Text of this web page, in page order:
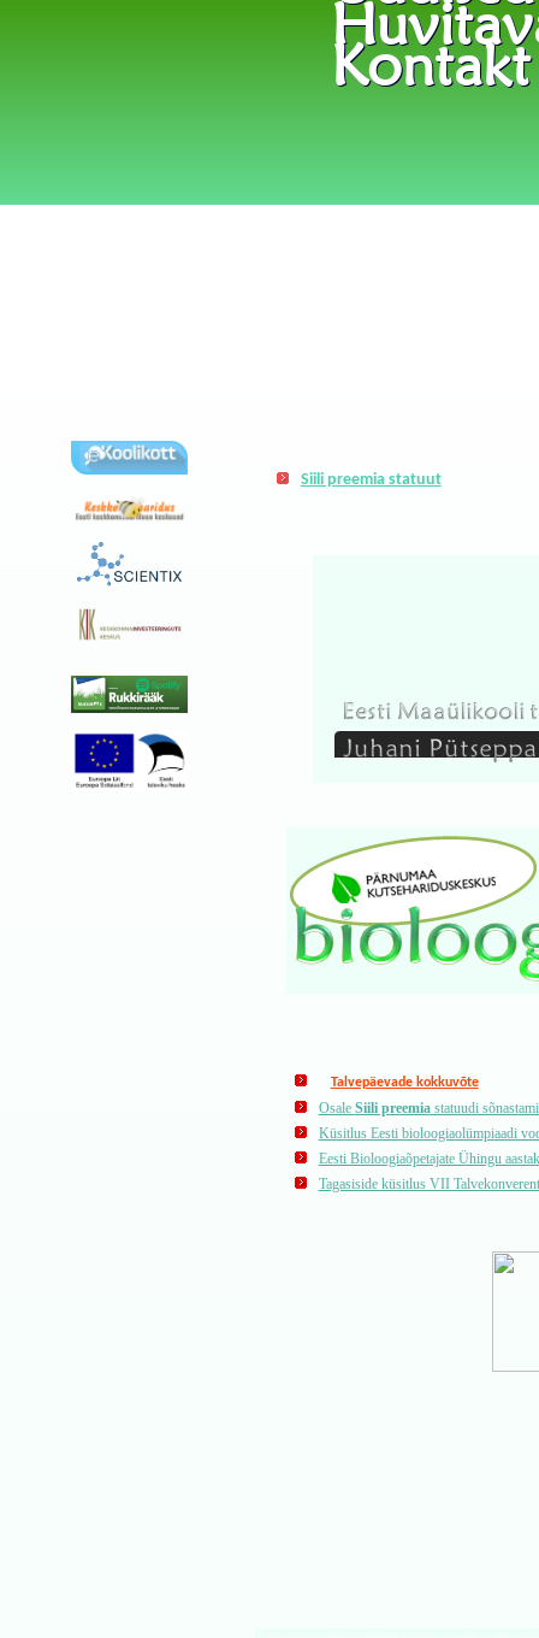
Siili preemia statuut
Talvepäevade kokkuvõte
Osale Siili preemiastatuudi
Küsitlus Eesti bioloogiaolümpiaadi
Eesti Bioloogiaõpetajate Ühingu
Tagasiside küsitlus VII
Kontakt